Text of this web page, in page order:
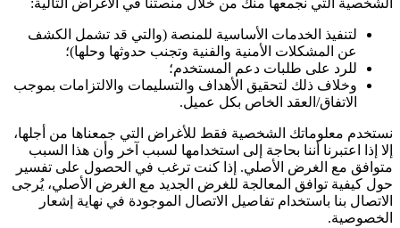
لتنفيذ الخدمات الأساسية للمنصة (والتي قد تشمل الكشف
عن المشكلات الأمنية والفنية وتجنب حدوثها وحلها)؛
للرد على طلبات دعم المستخدم؛
وخلاف ذلك لتحقيق الأهداف والتسليمات والالتزامات بموجب
الاتفاق/العقد الخاص بكل عميل.
نستخدم معلوماتك الشخصية فقط للأغراض التي جمعناها من أجلها،
إلا إذا اعتبرنا أننا بحاجة إلى استخدامها لسبب آخر وأن هذا السبب
متوافق مع الغرض الأصلي. إذا كنت ترغب في الحصول على تفسير
حول كيفية توافق المعالجة للغرض الجديد مع الغرض الأصلي، يُرجى
الاتصال بنا باستخدام تفاصيل الاتصال الموجودة في نهاية إشعار
الخصوصية.